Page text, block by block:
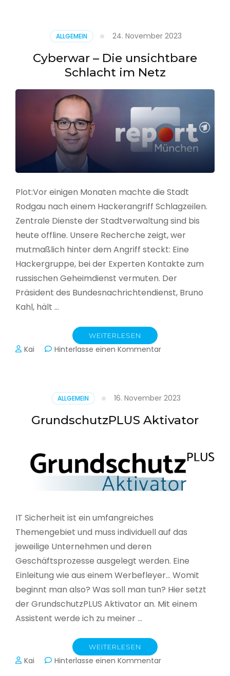
ALLGEMEIN 24. November 2023
Cyberwar – Die unsichtbare
Schlacht im Netz
Plot:Vor einigen Monaten machte die Stadt
Rodgau nach einem Hackerangriff Schlagzeilen.
Zentrale Dienste der Stadtverwaltung sind bis
heute offline. Unsere Recherche zeigt, wer
mutmaßlich hinter dem Angriff steckt: Eine
Hackergruppe, bei der Experten Kontakte zum
russischen Geheimdienst vermuten. Der
Präsident des Bundesnachrichtendienst, Bruno
Kahl, hält …
WEITERLESEN
Kai Hinterlasse einen Kommentarzu
Schlacht
im
Netz
ALLGEMEIN 16. November 2023
GrundschutzPLUS Aktivator
IT Sicherheit ist ein umfangreiches
Themengebiet und muss individuell auf das
jeweilige Unternehmen und deren
Geschäftsprozesse ausgelegt werden. Eine
Einleitung wie aus einem Werbefleyer… Womit
beginnt man also? Was soll man tun? Hier setzt
der GrundschutzPLUS Aktivator an. Mit einem
Assistent werde ich zu meiner …
WEITERLESEN
Kai Hinterlasse einen Kommentarzu